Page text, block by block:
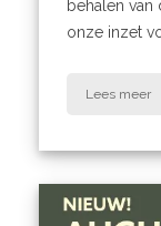
behalen
onze inzet
Lees meer